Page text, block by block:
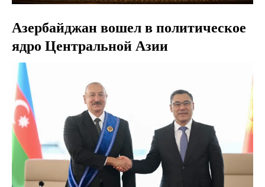
Азербайджан вошел в политическое
ядро Центральной Азии